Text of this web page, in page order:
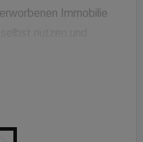
Immobilie
Bodo Hollung,